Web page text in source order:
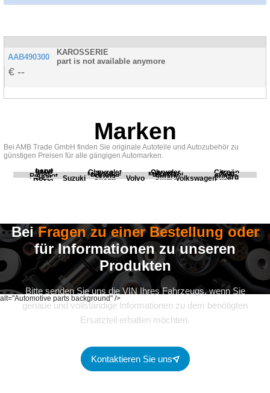
AAB490300
KAROSSERIE
part is not available anymore
--
Marken
Bei AMB Trade GmbH finden Sie originale Autoteile und Autozubehör zu
günstigen Preisen für alle gängigen Automarken.
BMW
Chevrolet Chrysler Citroën
Fiat Ford Honda Kia
Land
Rover
Mercedes Mitsubishi Opel
Peugeot Porsche Renault Scania
Seat Skoda Smart Subaru
Suzuki Volvo Volkswagen
alt="Automotive parts background" />
BeiFragen zu einer Bestellung oder
für Informationen zu unseren
Produkten
Bitte senden Sie uns die VIN Ihres Fahrzeugs, wenn Sie
genaue und vollständige Informationen zu dem benötigten
Ersatzteil erhalten möchten.
Kontaktieren Sie uns